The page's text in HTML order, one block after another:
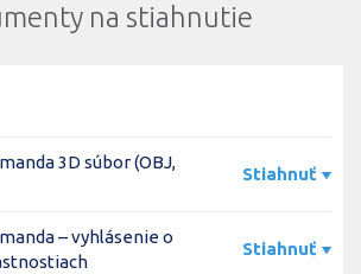
na stiahnutie
3D súbor (OBJ,
Stiahnuť
– vyhlásenie o
Stiahnuť